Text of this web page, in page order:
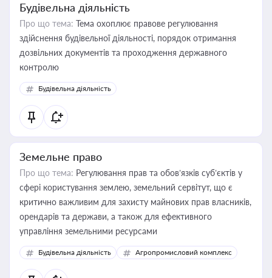
Будівельна діяльність
Про що тема: Тема охоплює правове регулювання
здійснення будівельної діяльності, порядок отримання
дозвільних документів та проходження державного
контролю
Будівельна діяльність
Земельне право
Про що тема: Регулювання прав та обов’язків суб’єктів у
сфері користування землею, земельний сервітут, що є
критично важливим для захисту майнових прав власників,
орендарів та держави, а також для ефективного
управління земельними ресурсами
Будівельна діяльність Агропромисловий комплекс